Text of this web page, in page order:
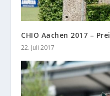
CHIO Aachen 2017 –
22. Juli 2017